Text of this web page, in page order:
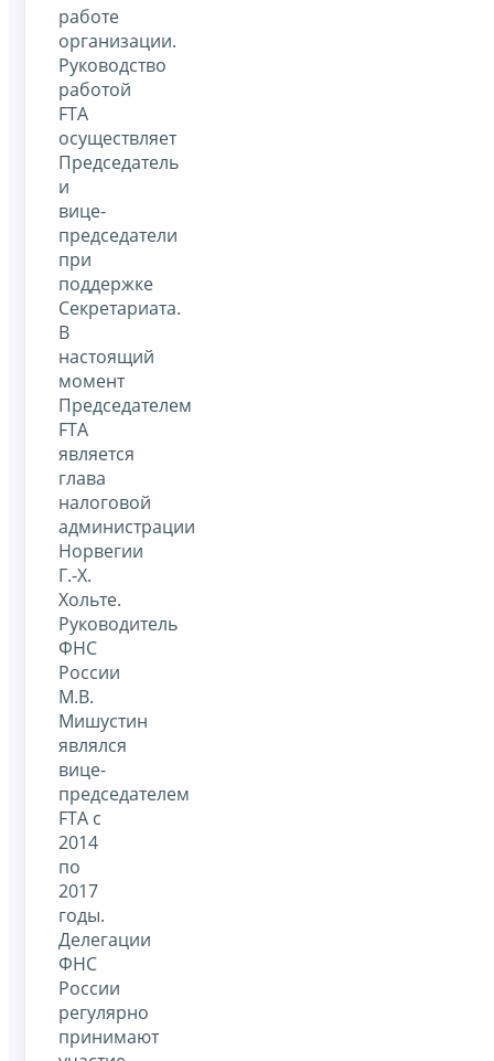
работе
организации.
Руководство
работой
FTA
осуществляет
Председатель
и
вице-
председатели
при
поддержке
Секретариата.
В
настоящий
момент
Председателем
FTA
является
глава
налоговой
администрации
Норвегии
Г.-Х.
Хольте.
Руководитель
ФНС
России
М.В.
Мишустин
являлся
вице-
председателем
FTA с
2014
по
2017
годы.
Делегации
ФНС
России
регулярно
принимают